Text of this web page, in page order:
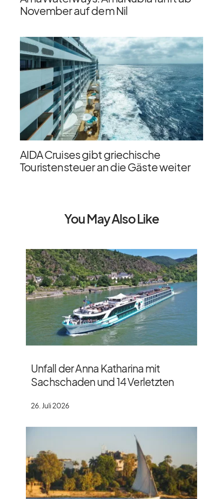
November auf dem Nil
AIDA Cruises gibt griechische
Touristensteuer an die Gäste weiter
You May Also Like
Unfall der Anna Katharina mit
Sachschaden und 14 Verletzten
26. Juli 2026